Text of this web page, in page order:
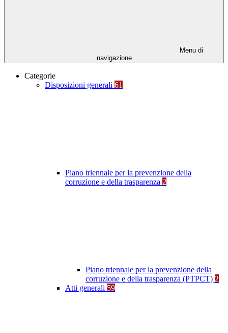
Menu di
navigazione
Categorie
Disposizioni generali 61
Piano triennale per la prevenzione della
corruzione e della trasparenza 2
Piano triennale per la prevenzione della
corruzione e della trasparenza (PTPCT) 2
Atti generali 59